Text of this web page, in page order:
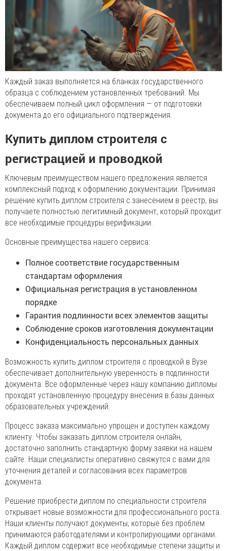
Каждый заказ выполняется на бланках государственного
образца с соблюдением установленных требований. Мы
обеспечиваем полный цикл оформления — от подготовки
документа до его официального подтверждения.
Купить диплом строителя с
регистрацией и проводкой
Ключевым преимуществом нашего предложения является
комплексный подход к оформлению документации. Принимая
решение купить диплом строителя с занесением в реестр, вы
получаете полностью легитимный документ, который проходит
все необходимые процедуры верификации.
Основные преимущества нашего сервиса:
Полное соответствие государственным
стандартам оформления
Официальная регистрация в установленном
порядке
Гарантия подлинности всех элементов защиты
Соблюдение сроков изготовления документации
Конфиденциальность персональных данных
Возможность купить диплом строителя с проводкой в Вузе
обеспечивает дополнительную уверенность в подлинности
документа. Все оформленные через нашу компанию дипломы
проходят установленную процедуру внесения в базы данных
образовательных учреждений.
Процесс заказа максимально упрощен и доступен каждому
клиенту. Чтобы заказать диплом строителя онлайн,
достаточно заполнить стандартную форму заявки на нашем
сайте. Наши специалисты оперативно свяжутся с вами для
уточнения деталей и согласования всех параметров
документа.
Решение приобрести диплом по специальности строителя
открывает новые возможности для профессионального роста.
Наши клиенты получают документы, которые без проблем
принимаются работодателями и контролирующими органами.
Каждый диплом содержит все необходимые степени защиты и